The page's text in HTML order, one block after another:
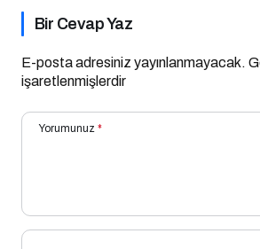
Bir Cevap Yaz
E-posta adresiniz yayınlanmayacak.
işaretlenmişlerdir
Yorumunuz *